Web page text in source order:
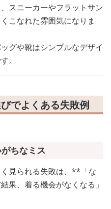
スニーカーやフラットサン
こなれた雰囲気になりま
グや靴はシンプルなデザイ
。
でよくある失敗例
ちなミス
見られる失敗は、**「な
果、着る機会がなくなる」